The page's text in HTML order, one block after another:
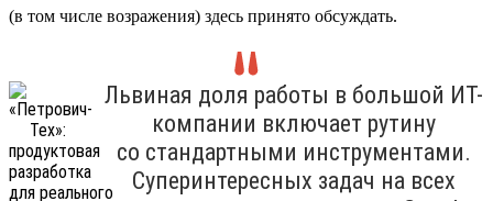
(в том числе возражения) здесь принято обсуждать.
Львиная доля работы в большой ИТ-
компании включает рутину
со стандартными инструментами.
Суперинтересных задач на всех